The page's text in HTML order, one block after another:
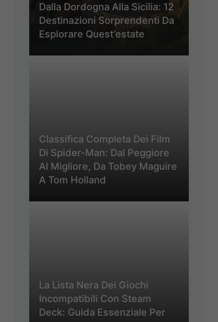
Dalla Dordogna Alla Sicilia: 12
Destinazioni Sorprendenti Da
Esplorare Quest’estate
Classifica Completa Dei Film
Di Spider-Man: Dal Peggiore
Al Migliore, Da Tobey Maguire
A Tom Holland
La Lista Nera Dei Giochi
Incompatibili Con Steam
Deck: Guida Essenziale Per